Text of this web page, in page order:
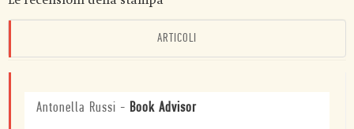
ARTICOLI
Antonella Russi - Book Advisor